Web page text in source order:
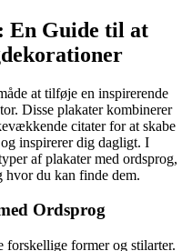
En Guide til at
at tilføje en inspirerende
Disse plakater kombinerer
citater for at skabe
inspirerer dig dagligt. I
af plakater med ordsprog,
hvor du kan finde dem.
Ordsprog
forskellige former og stilarter.